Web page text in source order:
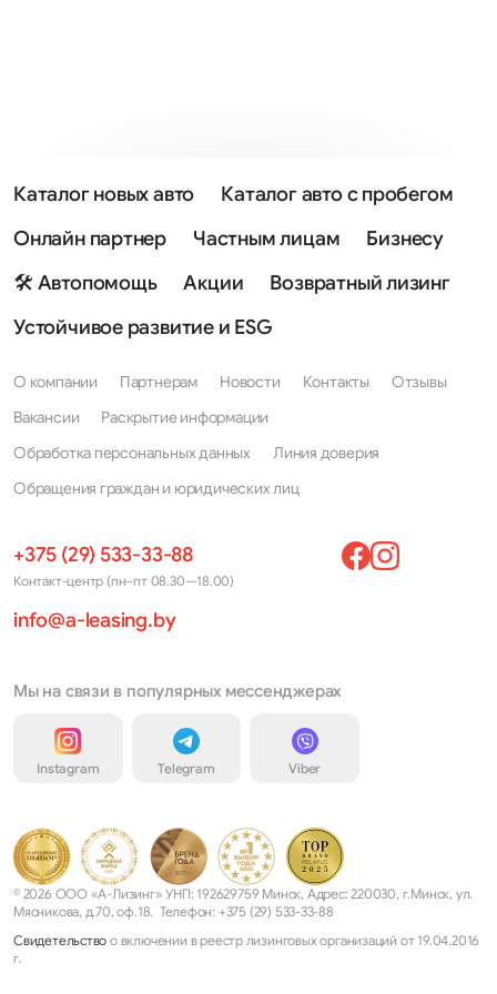
Каталог новых авто
Каталог авто с пробегом
Онлайн партнер
Частным лицам
Бизнесу
🛠 Автопомощь
Акции
Возвратный лизинг
Устойчивое развитие и ESG
О компании Партнерам Новости Контакты
Отзывы
Вакансии
Раскрытие информации
Обработка персональных данных
Линия доверия
Обращения граждан и юридических лиц
+375 (29) 533-33-88
Контакт-центр (пн–пт 08.30—18.00)
info@a-leasing.by
Мы на связи в популярных мессенджерах
Instagram Telegram Viber
© 2026 ООО «А-Лизинг» УНП: 192629759 Минск, Адрес: 220030, г.Минск, ул.
Мясникова, д.70, оф.18. Телефон: +375 (29) 533-33-88
Свидетельство о включении в реестр лизинговых организаций от 19.04.2016
г.